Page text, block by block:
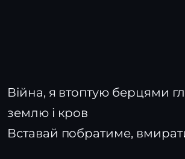
Війна, я втоптую берцями
землю і кров
Вставай побратиме,